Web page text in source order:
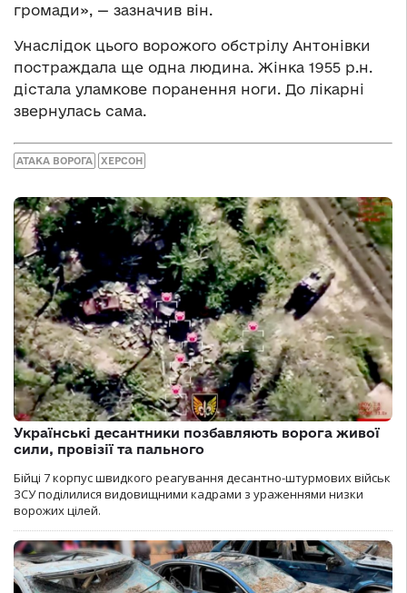
громади», — зазначив він.
Унаслідок цього ворожого обстрілу Антонівки
постраждала ще одна людина. Жінка 1955 р.н.
дістала уламкове поранення ноги. До лікарні
звернулась сама.
АТАКА ВОРОГА ХЕРСОН
Українські десантники позбавляють ворога живої
сили, провізії та пального
Бійці 7 корпус швидкого реагування десантно-штурмових військ
ЗСУ поділилися видовищними кадрами з ураженнями низки
ворожих цілей.